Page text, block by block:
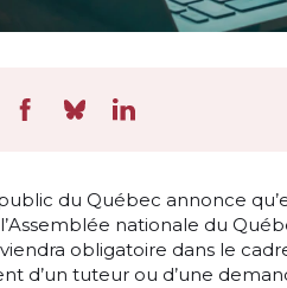
du Québec annonce
nationale du
obligatoire dans le
d’un tuteur ou d’une